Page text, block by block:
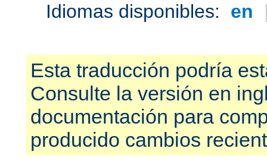
Idiomas disponibles: en
Esta traducción podría
Consulte la versión en
documentación para
producido cambios